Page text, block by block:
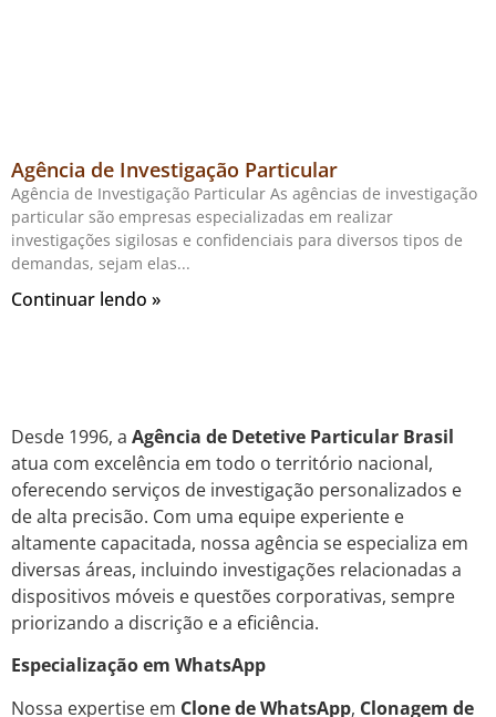
Agência de Investigação Particular
Agência de Investigação Particular As agências de investigação
particular são empresas especializadas em realizar
investigações sigilosas e confidenciais para diversos tipos de
demandas, sejam elas
Continuar lendo »
Desde 1996, a Agência de Detetive Particular Brasil
atua com excelência em todo o território nacional,
oferecendo serviços de investigação personalizados e
de alta precisão. Com uma equipe experiente e
altamente capacitada, nossa agência se especializa em
diversas áreas, incluindo investigações relacionadas a
dispositivos móveis e questões corporativas, sempre
priorizando a discrição e a eficiência.
Especialização em WhatsApp
Nossa expertise em Clone de WhatsApp, Clonagem de